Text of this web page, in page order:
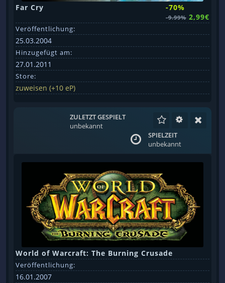
Far Cry -70%
-9.99% 2,99€
Veröffentlichung:
25.03.2004
Hinzugefügt am:
27.01.2011
Store:
zuweisen (+10 eP)
ZULETZT GESPIELT
unbekannt
SPIELZEIT
unbekannt
World of Warcraft: The Burning Crusade
Veröffentlichung:
16.01.2007